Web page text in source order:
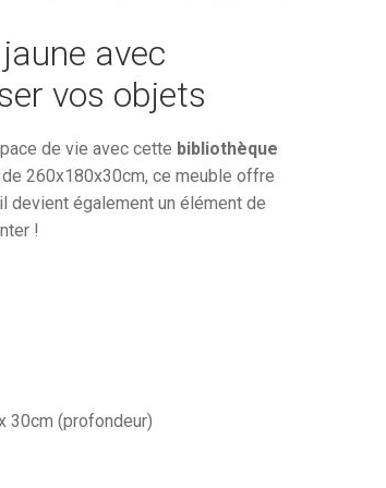
avec
vos objets
de vie avec cette bibliothèque
260x180x30cm, ce meuble offre
devient également un élément de
!
30cm (profondeur)